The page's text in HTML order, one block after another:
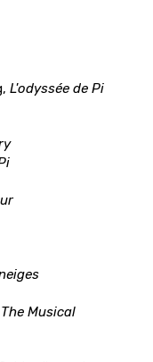
L'odyssée de Pi
Musical